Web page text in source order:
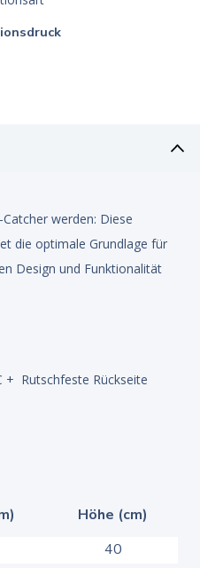
werden: Diese
die optimale Grundlage für
Design und Funktionalität
+ Rutschfeste Rückseite
Höhe (cm)
40